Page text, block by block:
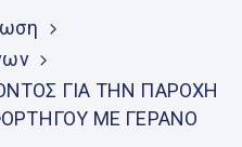
ΓΙΑ ΤΗΝ ΠΑΡΟΧΗ
ΜΕ ΓΕΡΑΝΟ